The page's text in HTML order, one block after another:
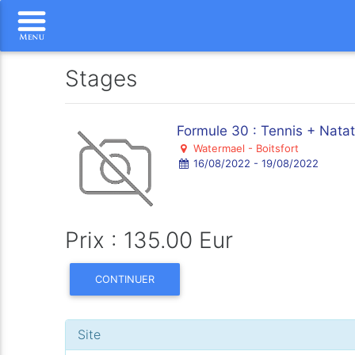
Stages
Formule 30 : Tennis +
Watermael - Boitsfort
16/08/2022 - 19/08/2022
Prix : 135.00 Eur
CONTINUER
Site